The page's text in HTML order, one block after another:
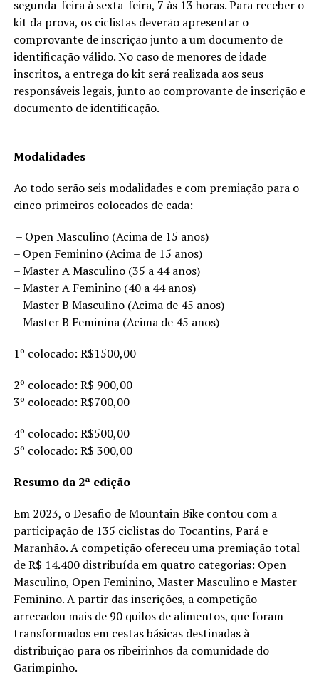
segunda-feira à sexta-feira, 7 às 13 horas. Para receber o
kit da prova, os ciclistas deverão apresentar o
comprovante de inscrição junto a um documento de
identificação válido. No caso de menores de idade
inscritos, a entrega do kit será realizada aos seus
responsáveis legais, junto ao comprovante de inscrição e
documento de identificação.
Modalidades
Ao todo serão seis modalidades e com premiação para o
cinco primeiros colocados de cada:
– Open Masculino (Acima de 15 anos)
– Open Feminino (Acima de 15 anos)
– Master A Masculino (35 a 44 anos)
– Master A Feminino (40 a 44 anos)
– Master B Masculino (Acima de 45 anos)
– Master B Feminina (Acima de 45 anos)
1º colocado: R$1500,00
2º colocado: R$ 900,00
3º colocado: R$700,00
4º colocado: R$500,00
5º colocado: R$ 300,00
Resumo da 2ª edição
Em 2023, o Desafio de Mountain Bike contou com a
participação de 135 ciclistas do Tocantins, Pará e
Maranhão. A competição ofereceu uma premiação total
de R$ 14.400 distribuída em quatro categorias: Open
Masculino, Open Feminino, Master Masculino e Master
Feminino. A partir das inscrições, a competição
arrecadou mais de 90 quilos de alimentos, que foram
transformados em cestas básicas destinadas à
distribuição para os ribeirinhos da comunidade do
Garimpinho.